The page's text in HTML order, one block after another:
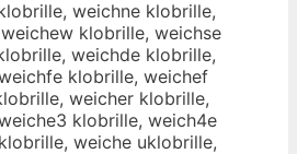
weichne klobrille,
klobrille, weichse
weichde klobrille,
klobrille, weichef
weicher klobrille,
klobrille, weich4e
weiche uklobrille,